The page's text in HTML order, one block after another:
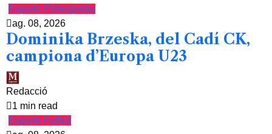
Esports Poliesportiu
ag. 08, 2026
Dominika Brzeska, del Cadí CK,
campiona d’Europa U23
Redacció
1 min read
Esports Futbol